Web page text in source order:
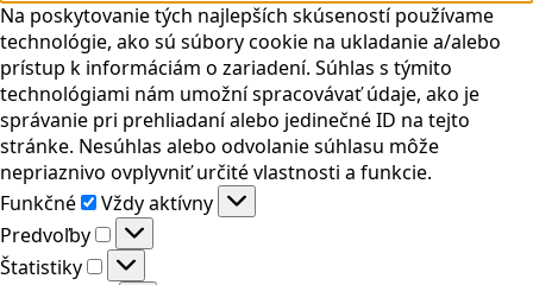
Na poskytovanie tých najlepších skúseností používame
technológie, ako sú súbory cookie na ukladanie a/alebo
prístup k informáciám o zariadení. Súhlas s týmito
technológiami nám umožní spracovávať údaje, ako je
správanie pri prehliadaní alebo jedinečné ID na tejto
stránke. Nesúhlas alebo odvolanie súhlasu môže
nepriaznivo ovplyvniť určité vlastnosti a funkcie.
Funkčné
Funkčné
Vždy aktívny
Predvoľby
Predvoľby
Štatistiky
Štatistiky